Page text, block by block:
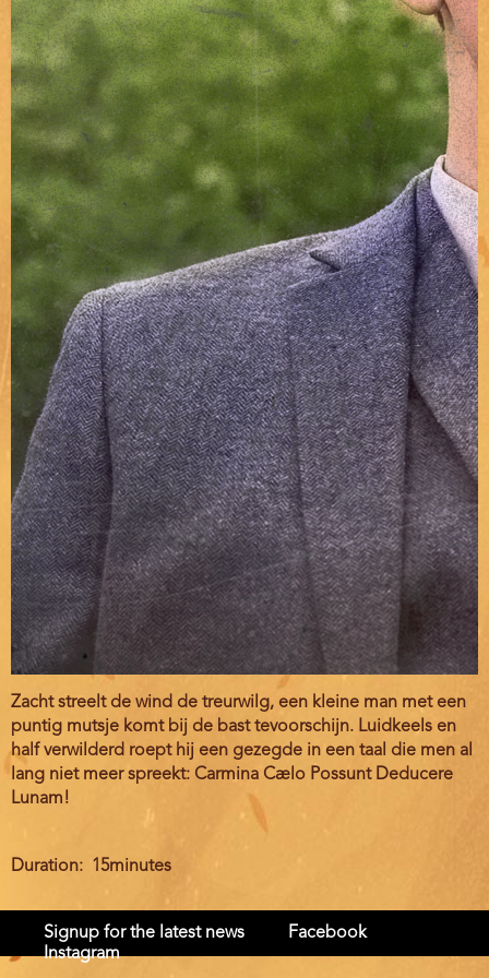
Zacht streelt de wind de treurwilg, een kleine man met een
puntig mutsje komt bij de bast tevoorschijn. Luidkeels en
half verwilderd roept hij een gezegde in een taal die men al
lang niet meer spreekt: Carmina Cælo Possunt Deducere
Lunam!
Duration 15minutes
Signup for the latest news
Facebook
Instagram